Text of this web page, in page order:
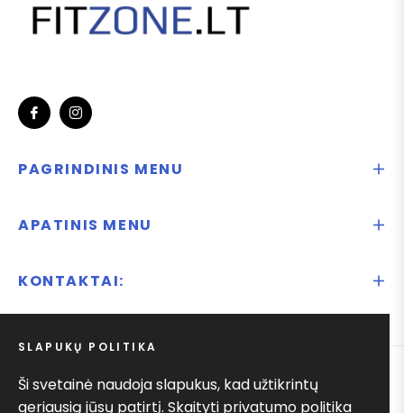
Fb Ins
PAGRINDINIS MENU
APATINIS MENU
KONTAKTAI:
© 2025Ify.lt
SLAPUKŲ POLITIKA
Ši svetainė naudoja slapukus, kad užtikrintų
geriausią jūsų patirtį. Skaityti privatumo politika